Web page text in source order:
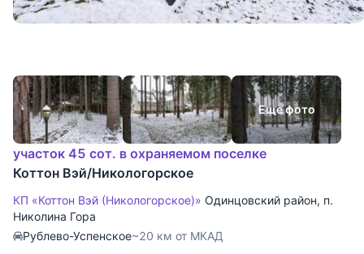
Еще фото
участок 45 сот. в охраняемом поселке
Коттон Вэй/Никологорское
КП «Коттон Вэй (Никологорское)» Одинцовский район, п.
Николина Гора
Рублево-Успенское~20 км от МКАД